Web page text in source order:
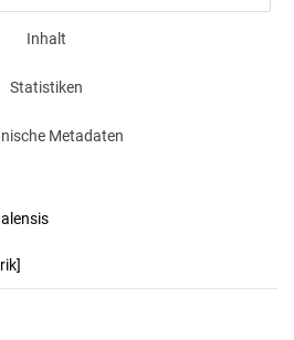
Inhalt
Statistiken
Metadaten